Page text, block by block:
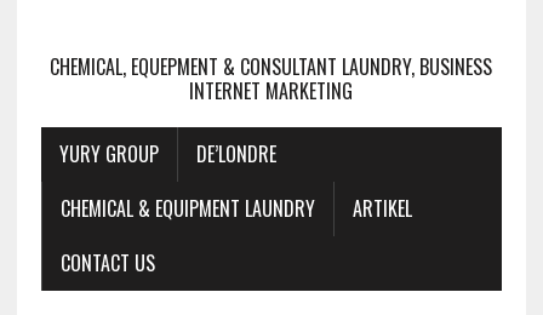
CHEMICAL, EQUEPMENT & CONSULTANT LAUNDRY, BUSINESS
INTERNET MARKETING
YURY GROUP
DE’LONDRE
CHEMICAL & EQUIPMENT LAUNDRY
ARTIKEL
CONTACT US